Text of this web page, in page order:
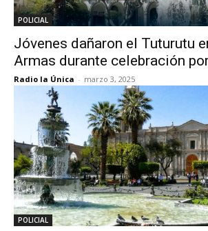
POLICIAL
Jóvenes dañaron el Tuturutu
Armas durante celebración
Radio la Única - marzo 3, 2025
POLICIAL